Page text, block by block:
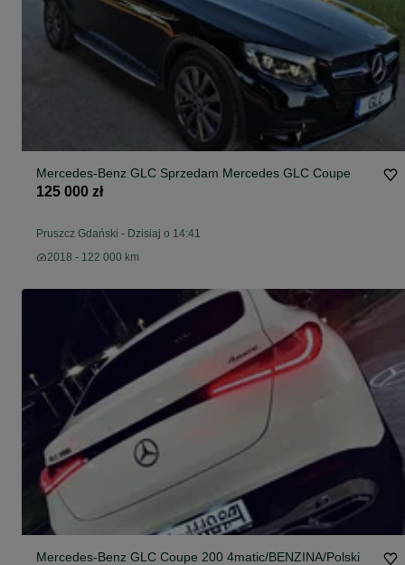
Mercedes-Benz GLC Sprzedam Mercedes GLC Coupe
125 000 zł
Pruszcz Gdański - Dzisiaj o 14:41
2018 - 122 000 km
Mercedes-Benz GLC Coupe 200 4matic/BENZINA/Polski